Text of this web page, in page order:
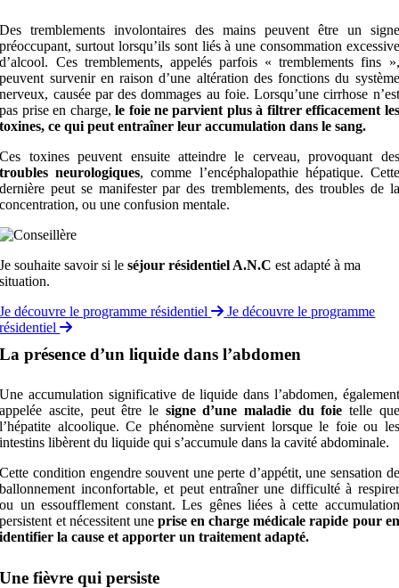
Des tremblements involontaires des mains peuvent être un signe
préoccupant, surtout lorsqu’ils sont liés à une consommation excessive
d’alcool. Ces tremblements, appelés parfois « tremblements fins »,
peuvent survenir en raison d’une altération des fonctions du système
nerveux, causée par des dommages au foie. Lorsqu’une cirrhose n’est
pas prise en charge,le foie ne parvient plus à filtrer efficacement les
toxines, ce qui peut entraîner leur accumulation dans le sang.
Ces toxines peuvent ensuite atteindre le cerveau, provoquant des
troubles neurologiques, comme l’encéphalopathie hépatique. Cette
dernière peut se manifester par des tremblements, des troubles de la
concentration, ou une confusion mentale.
Je souhaite savoir si leséjour résidentiel A.N.C est adapté à ma
situation.
Je découvre le programme résidentiel
Je découvre le programme
résidentiel
La présence d’un liquide dans l’abdomen
Une accumulation significative de liquide dans l’abdomen, également
appelée ascite, peut être le signe d’une maladie du foie telle que
l’hépatite alcoolique. Ce phénomène survient lorsque le foie ou les
intestins libèrent du liquide qui s’accumule dans la cavité abdominale.
Cette condition engendre souvent une perte d’appétit, une sensation de
ballonnement inconfortable, et peut entraîner une difficulté à respirer
ou un essoufflement constant. Les gênes liées à cette accumulation
persistent et nécessitent uneprise en charge médicale rapide pour en
identifier la cause et apporter un traitement adapté.
Une fièvre qui persiste